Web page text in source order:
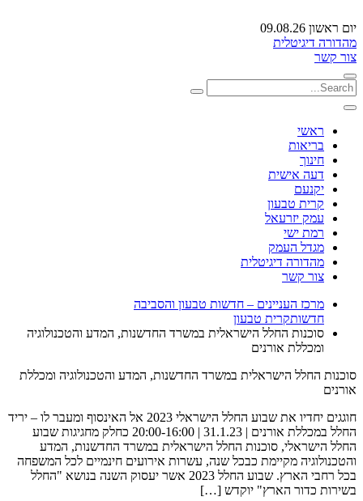
יום ראשון 09.08.26
מהדורה דיגיטלית
צור קשר
ראשי
בריאות
חינוך
דעה אישית
יקנעם
קרית טבעון
עמק יזרעאל
רמת ישי
מגדל העמק
מהדורה דיגיטלית
צור קשר
מרכז העניינים – חדשות טבעון והסביבה
חדשותקרית טבעון
סוכנות החלל הישראלית במשרד החדשנות, המדע והטכנולוגיה
ומכללת אורנים
סוכנות החלל הישראלית במשרד החדשנות, המדע והטכנולוגיה ומכללת
אורנים
חוגגים יחדיו את שבוע החלל הישראלי 2023 אל האינסוף ומעבר לו – יריד
החלל במכללת אורנים | 31.1.23 | 20:00-16:00 כחלק מחגיגות שבוע
החלל הישראלי, סוכנות החלל הישראלית במשרד החדשנות, המדע
והטכנולוגיה מקיימת כבכל שנה, עשרות אירועים חינמיים לכל המשפחה
בכל רחבי הארץ. שבוע החלל 2023 אשר יעסוק השנה בנושא "החלל
בשירות כדור הארץ" יוקדש […]